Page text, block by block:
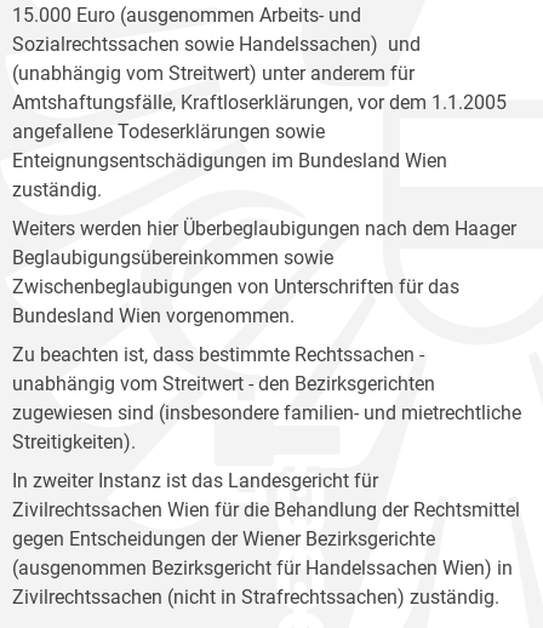
15.000 Euro (ausgenommen Arbeits- und
Sozialrechtssachen sowie Handelssachen) und
(unabhängig vom Streitwert) unter anderem für
Amtshaftungsfälle, Kraftloserklärungen, vor dem 1.1.2005
angefallene Todeserklärungen sowie
Enteignungsentschädigungen im Bundesland Wien
zuständig.
Weiters werden hier Überbeglaubigungen nach dem Haager
Beglaubigungsübereinkommen sowie
Zwischenbeglaubigungen von Unterschriften für das
Bundesland Wien vorgenommen.
Zu beachten ist, dass bestimmte Rechtssachen -
unabhängig vom Streitwert - den Bezirksgerichten
zugewiesen sind (insbesondere familien- und mietrechtliche
Streitigkeiten).
In zweiter Instanz ist das Landesgericht für
Zivilrechtssachen Wien für die Behandlung der Rechtsmittel
gegen Entscheidungen der Wiener Bezirksgerichte
(ausgenommen Bezirksgericht für Handelssachen Wien) in
Zivilrechtssachen (nicht in Strafrechtssachen) zuständig.